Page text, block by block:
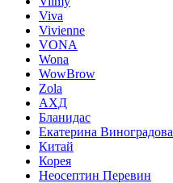
Viva
Vivienne
VONA
Wona
WowBrow
Zola
АХД
Бланидас
Екатерина Виноградова
Китай
Корея
Неосептин Перевин